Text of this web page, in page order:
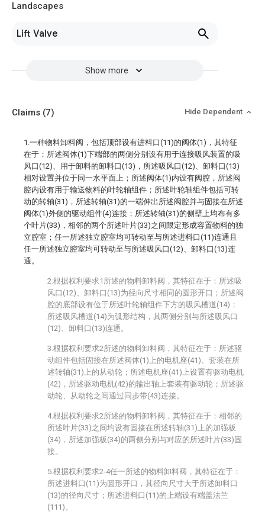
Landscapes
Lift Valve
Show more
Claims (7) Hide Dependent
1.一种物料卸料阀，包括顶部设有进料口(11)的阀体(1)，其特征
在于：所述阀体(1)下端部的两侧分别设有用于连接吸风装置的吸
风口(12)、用于卸料的卸料口(13)，所述吸风口(12)、卸料口(13)
相对设置并位于同一水平面上；所述阀体(1)内设有阀腔，所述阀
腔内设有用于输送物料的叶轮轴组件；所述叶轮轴组件包括可转
动的转轴(31)，所述转轴(31)的一端伸出所述阀腔并与固接在所述
阀体(1)外侧的驱动组件(4)连接；所述转轴(31)的侧壁上均布有多
个叶片(33)，相邻的两个所述叶片(33)之间限定形成容置物料的独
立腔室；任一所述独立腔室均可转动至与所述进料口(11)连通且
任一所述独立腔室均可转动至与所述吸风口(12)、卸料口(13)连
通。
2.根据权利要求1所述的物料卸料阀，其特征在于：所述吸
风口(12)、卸料口(13)为径向尺寸相同的圆形开口；所述阀
腔的底部设有位于所述叶轮轴组件下方的吸风槽道(14)；
所述吸风槽道(14)为弧形结构，其两侧分别与所述吸风口
(12)、卸料口(13)连通。
3.根据权利要求2所述的物料卸料阀，其特征在于：所述驱
动组件包括固接在所述阀体(1)上的电机座(41)、套装在所
述转轴(31)上的从动轮；所述电机座(41)上设置有驱动电机
(42)，所述驱动电机(42)的输出轴上套装有驱动轮；所述驱
动轮、从动轮之间通过同步带(43)连接。
4.根据权利要求2所述的物料卸料阀，其特征在于：相邻的
所述叶片(33)之间均设有固接在所述转轴(31)上的加强板
(34)，所述加强板(34)的两侧分别与对应的所述叶片(33)固
接。
5.根据权利要求2-4任一所述的物料卸料阀，其特征在于：
所述进料口(11)为圆形开口，其径向尺寸大于所述卸料口
(13)的径向尺寸；所述进料口(11)的上端设有端盖法兰
(111)。